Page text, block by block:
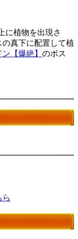
に植物を出現さ
真下に配置して植
【爆絶】 のボス
ら